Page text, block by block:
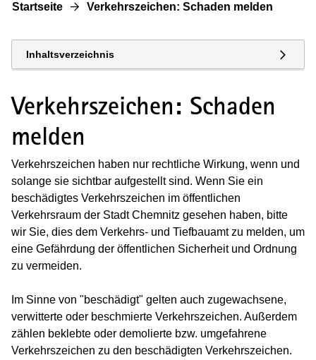
Startseite Verkehrszeichen: Schaden melden
Inhaltsverzeichnis
Verkehrszeichen: Schaden
melden
Verkehrszeichen haben nur rechtliche Wirkung, wenn und
solange sie sichtbar aufgestellt sind. Wenn Sie ein
beschädigtes Verkehrszeichen im öffentlichen
Verkehrsraum der Stadt Chemnitz gesehen haben, bitte
wir Sie, dies dem Verkehrs- und Tiefbauamt zu melden, um
eine Gefährdung der öffentlichen Sicherheit und Ordnung
zu vermeiden.
Im Sinne von "beschädigt" gelten auch zugewachsene,
verwitterte oder beschmierte Verkehrszeichen. Außerdem
zählen beklebte oder demolierte bzw. umgefahrene
Verkehrszeichen zu den beschädigten Verkehrszeichen.